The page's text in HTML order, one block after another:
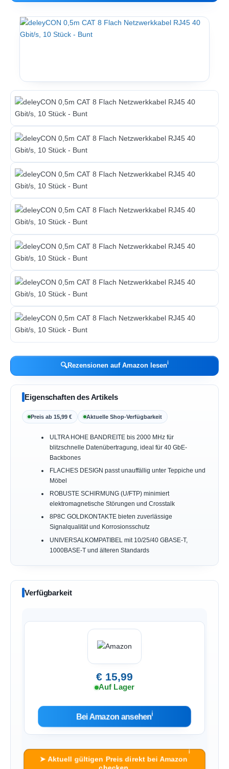
🔍Rezensionen auf Amazon lesenℹ︎
Eigenschaften des Artikels
Preis ab 15,99 € Aktuelle Shop-Verfügbarkeit
ULTRA HOHE BANDREITE bis 2000 MHz für
blitzschnelle Datenübertragung, ideal für 40 GbE-
Backbones
FLACHES DESIGN passt unauffällig unter Teppiche und
Möbel
ROBUSTE SCHIRMUNG (U/FTP) minimiert
elektromagnetische Störungen und Crosstalk
8P8C GOLDKONTAKTE bieten zuverlässige
Signalqualität und Korrosionsschutz
UNIVERSALKOMPATIBEL mit 10/25/40 GBASE-T,
1000BASE-T und älteren Standards
Verfügbarkeit
€ 15,99
Auf Lager
Bei Amazon ansehenℹ︎
➤ Aktuell gültigen Preis direkt bei Amazon
ℹ︎